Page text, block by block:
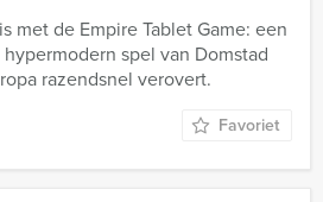
met de Empire Tablet Game: een
spel van Domstad
razendsnel verovert.
Favoriet